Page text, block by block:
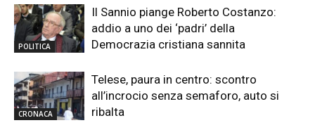
POLITICA
Il Sannio piange Roberto Costanzo:
addio a uno dei ‘padri’ della
Democrazia cristiana sannita
CRONACA
Telese, paura in centro: scontro
all’incrocio senza semaforo, auto si
ribalta